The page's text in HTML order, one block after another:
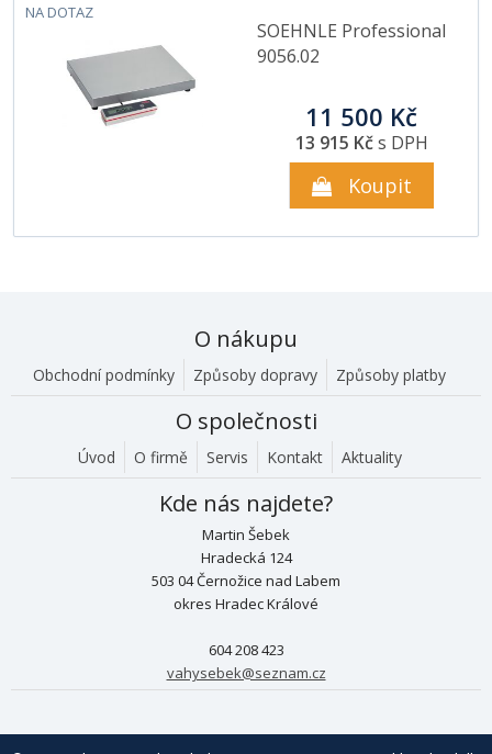
NA DOTAZ
SOEHNLE Professional
9056.02
11 500 Kč
13 915 Kčs DPH
Koupit
O nákupu
Obchodní podmínky Způsoby dopravy Způsoby platby
O společnosti
Úvod O firmě Servis Kontakt Aktuality
Kde nás najdete?
Martin Šebek
Hradecká 124
503 04 Černožice nad Labem
okres Hradec Králové
604 208 423
vahysebek@seznam.cz